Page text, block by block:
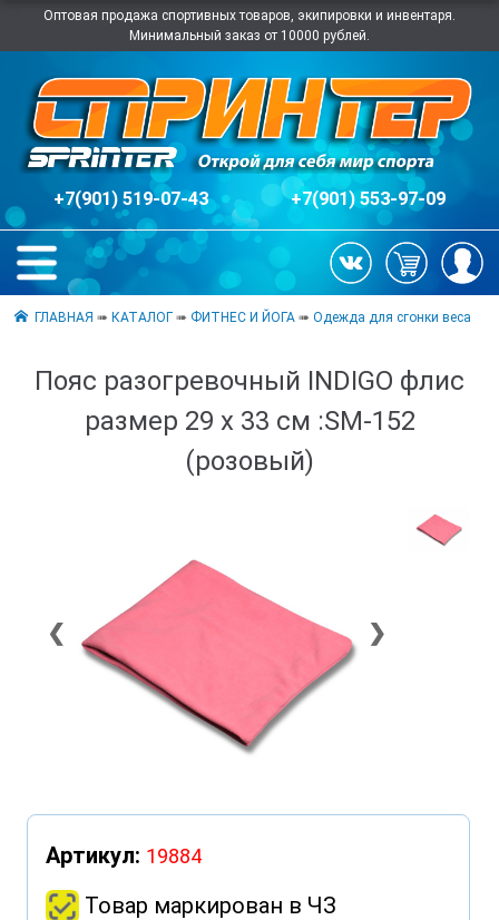
Оптовая продажа спортивных товаров, экипировки и инвентаря.
Минимальный заказ от 10000 рублей.
+7(901) 519-07-43 +7(901) 553-97-09
ГЛАВНАЯ ➠КАТАЛОГ ➠ ФИТНЕС И ЙОГА ➠Одежда для сгонки веса
Пояс разогревочный INDIGO флис
размер 29 х 33 см :SM-152
(розовый)
❮ ❯
Артикул: 19884
Товар маркирован в ЧЗ